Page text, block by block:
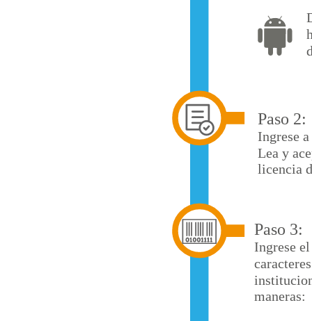
Paso 2:
Ingrese
Lea y
licencia
Paso 3:
Ingrese
maneras: